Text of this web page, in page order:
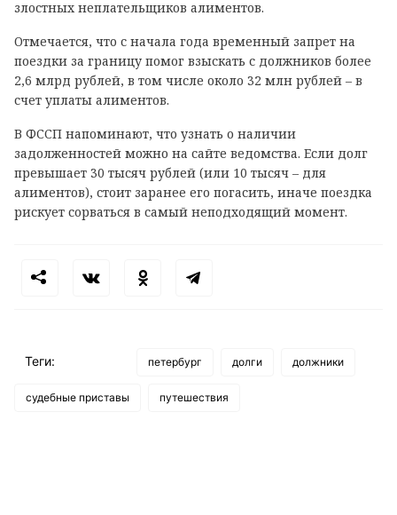
злостных неплательщиков алиментов.
Отмечается, что с начала года временный запрет на
поездки за границу помог взыскать с должников более
2,6 млрд рублей, в том числе около 32 млн рублей – в
счет уплаты алиментов.
В ФССП напоминают, что узнать о наличии
задолженностей можно на сайте ведомства. Если долг
превышает 30 тысяч рублей (или 10 тысяч – для
алиментов), стоит заранее его погасить, иначе поездка
рискует сорваться в самый неподходящий момент.
Теги: петербург долги должники
судебные приставы путешествия